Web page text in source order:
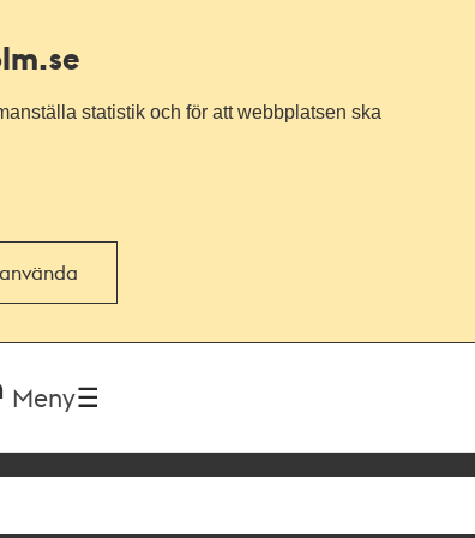
statistik och för att webbplatsen ska
Meny